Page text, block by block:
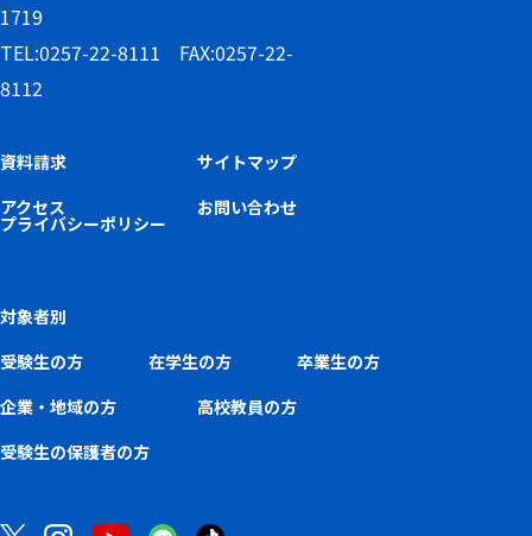
1719
TEL:0257-22-8111 FAX:0257-22-
8112
資料請求
サイトマップ
アクセス
お問い合わせ
プライバシーポリシー
対象者別
受験生の方
在学生の方
卒業生の方
企業・地域の方
高校教員の方
受験生の保護者の方